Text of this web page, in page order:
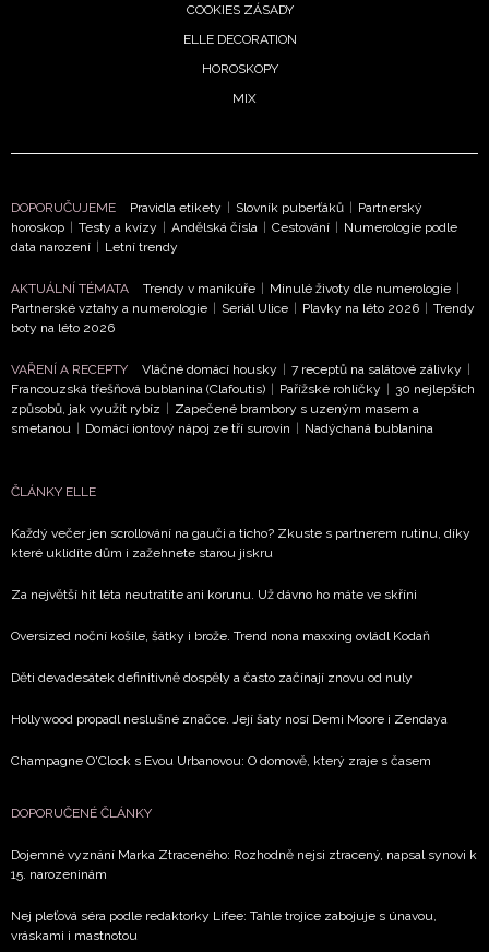
informace od našich partnerů? Pokud souhlasíte se
zpracováním údajů k tomuto účelu podle
soukromí BurdaMedia Extra s.r.o.
COOKIES ZÁSADY
ELLE DECORATION
HOROSKOPY
MIX
DOPORUČUJEME Pravidla etikety | Slovník puberťáků | Partnerský
horoskop | Testy a kvízy | Andělská čísla | Cestování | Numerologie podle
data narození | Letní trendy
AKTUÁLNÍ TÉMATA Trendy v manikúře | Minulé životy dle numerologie |
Partnerské vztahy a numerologie | Seriál Ulice | Plavky na léto 2026 | Trendy
boty na léto 2026
VAŘENÍ A RECEPTY Vláčné domácí housky | 7 receptů na salátové zálivky |
Francouzská třešňová bublanina (Clafoutis) | Pařížské rohlíčky | 30 nejlepších
způsobů, jak využít rybíz | Zapečené brambory s uzeným masem a
smetanou | Domácí iontový nápoj ze tří surovin | Nadýchaná bublanina
ČLÁNKY ELLE
Každý večer jen scrollování na gauči a ticho? Zkuste s partnerem rutinu, díky
které uklidíte dům i zažehnete starou jiskru
Za největší hit léta neutratíte ani korunu. Už dávno ho máte ve skříni
Oversized noční košile, šátky i brože. Trend nona maxxing ovládl Kodaň
Děti devadesátek definitivně dospěly a často začínají znovu od nuly
Hollywood propadl neslušné značce. Její šaty nosí Demi Moore i Zendaya
Champagne O'Clock s Evou Urbanovou: O domově, který zraje s časem
DOPORUČENÉ ČLÁNKY
Dojemné vyznání Marka Ztraceného: Rozhodně nejsi ztracený, napsal synovi k
15. narozeninám
Nej pleťová séra podle redaktorky Lifee: Tahle trojice zabojuje s únavou,
vráskami i mastnotou